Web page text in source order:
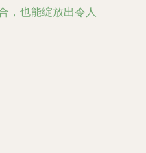
，也能绽放出令人